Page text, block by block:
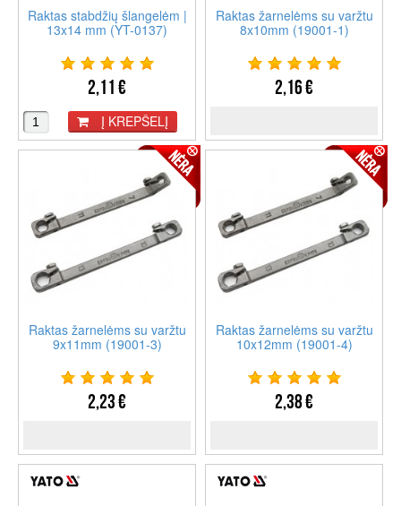
Raktas stabdžių šlangelėm |
13x14 mm (YT-0137)
2,11 €
Į KREPŠELĮ
Raktas žarnelėms su varžtu
8x10mm (19001-1)
2,16 €
Raktas žarnelėms su varžtu
9x11mm (19001-3)
2,23 €
Raktas žarnelėms su varžtu
10x12mm (19001-4)
2,38 €